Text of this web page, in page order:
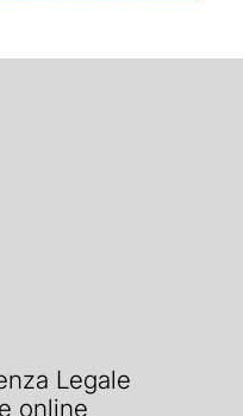
Legale
online